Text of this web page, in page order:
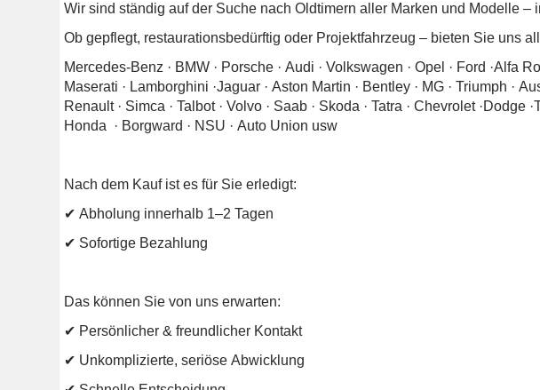
Wir sind ständig auf der Suche nach Oldtimern aller Marken und Modelle –
Ob gepflegt, restaurationsbedürftig oder Projektfahrzeug – bieten Sie uns
Mercedes-Benz · BMW · Porsche · Audi · Volkswagen · Opel · Ford ·Alfa
Maserati · Lamborghini ·Jaguar · Aston Martin · Bentley · MG · Triumph ·
Renault · Simca · Talbot · Volvo · Saab · Skoda · Tatra · Chevrolet ·Dodge
Honda · Borgward · NSU · Auto Union usw
Nach dem Kauf ist es für Sie erledigt:
✔ Abholung innerhalb 1–2 Tagen
✔ Sofortige Bezahlung
Das können Sie von uns erwarten:
✔ Persönlicher & freundlicher Kontakt
✔ Unkomplizierte, seriöse Abwicklung